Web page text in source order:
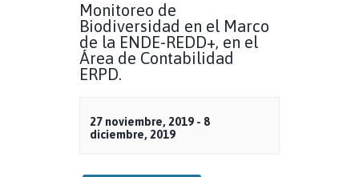
Monitoreo de
Biodiversidad en el Marco
de la ENDE-REDD+, en el
Área de Contabilidad
ERPD.
27 noviembre, 2019 - 8
diciembre, 2019